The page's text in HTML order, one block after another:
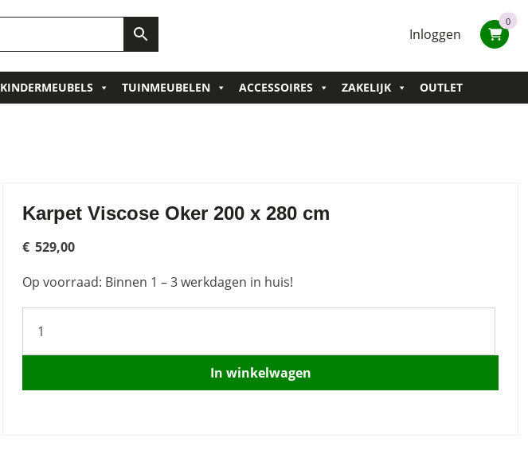
Inloggen
0
KINDERMEUBELS TUINMEUBELEN ACCESSOIRES ZAKELIJK OUTLET
Karpet Viscose Oker 200 x 280 cm
€ 529,00
Op voorraad: Binnen 1 – 3 werkdagen in huis!
Viscose
Oker
x
In winkelwagen